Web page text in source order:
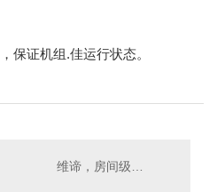
保证机组.佳运行状态。